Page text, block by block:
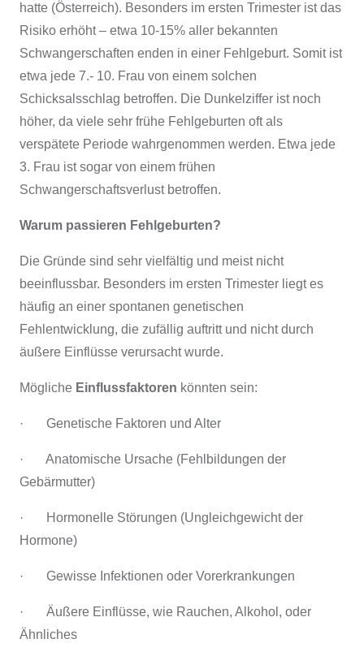
hatte (Österreich). Besonders im ersten Trimester ist das
Risiko erhöht – etwa 10-15% aller bekannten
Schwangerschaften enden in einer Fehlgeburt. Somit ist
etwa jede 7.- 10. Frau von einem solchen
Schicksalsschlag betroffen. Die Dunkelziffer ist noch
höher, da viele sehr frühe Fehlgeburten oft als
verspätete Periode wahrgenommen werden. Etwa jede
3. Frau ist sogar von einem frühen
Schwangerschaftsverlust betroffen.
Warum passieren Fehlgeburten?
Die Gründe sind sehr vielfältig und meist nicht
beeinflussbar. Besonders im ersten Trimester liegt es
häufig an einer spontanen genetischen
Fehlentwicklung, die zufällig auftritt und nicht durch
äußere Einflüsse verursacht wurde.
Mögliche Einflussfaktoren könnten sein:
· Genetische Faktoren und Alter
· Anatomische Ursache (Fehlbildungen der
Gebärmutter)
· Hormonelle Störungen (Ungleichgewicht der
Hormone)
· Gewisse Infektionen oder Vorerkrankungen
· Äußere Einflüsse, wie Rauchen, Alkohol, oder
Ähnliches